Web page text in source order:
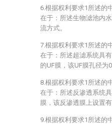
6.根据权利要求1所述的
在于：所述生物滤池内
流方式。
7.根据权利要求1所述的
在于：所述超滤系统具
的UF膜，该UF膜孔径为
8.根据权利要求1所述的
在于：所述反渗透系统
膜，该反渗透膜上设置有
9.根据权利要求1所述的